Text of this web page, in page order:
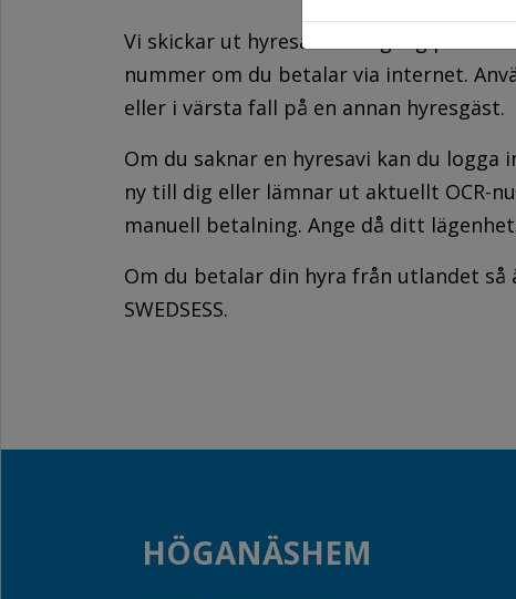
Vi skickar ut hyresavier en gång per
nummer om du betalar via internet.
eller i värsta fall på en annan hyresgäst.
Om du saknar en hyresavi kan du
ny till dig eller lämnar ut aktuellt OCR-
manuell betalning. Ange då ditt
Om du betalar din hyra från utlandet så
SWEDSESS.
HÖGANÄSHEM